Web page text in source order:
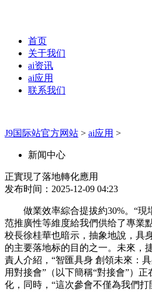
首页
关于我们
ai资讯
ai应用
联系我们
J9国际站官方网站 > ai应用 >
新闻中心
正實現了落地轉化應用
发布时间：2025-12-09 04:23
做業效率綜合提拔約30%。“現
范推廣性等維度給我們供给了專業
校長徐桂華也暗示，抽象地說，具
的主要落地标的目的之一。未來，
責人介紹，“智匯具身 創領未來：
用對接會”（以下簡稱“對接會”）
化，同時，“這次參會不僅為我們